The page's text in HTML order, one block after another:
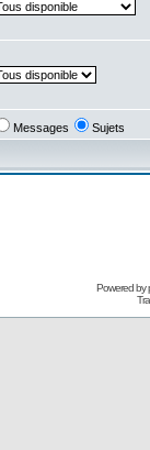
Messages Sujets
Powered by